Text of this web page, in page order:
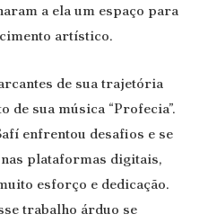
a ela um espaço para
artístico.
de sua trajetória
de sua música “Profecia”.
enfrentou desafios e se
plataformas digitais,
esforço e dedicação.
trabalho árduo se